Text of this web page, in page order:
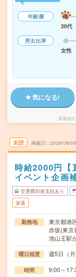
年齢層
20代
男女比率
女性
気になる!
派遣会社
未読 掲載日 2026/08/09
時給2000円【
イベント企画
交通費別途支給あり
派遣
勤務地
東京都港
赤坂(東京
池山王駅
曜日頻度 週5日（
時間 9:00～